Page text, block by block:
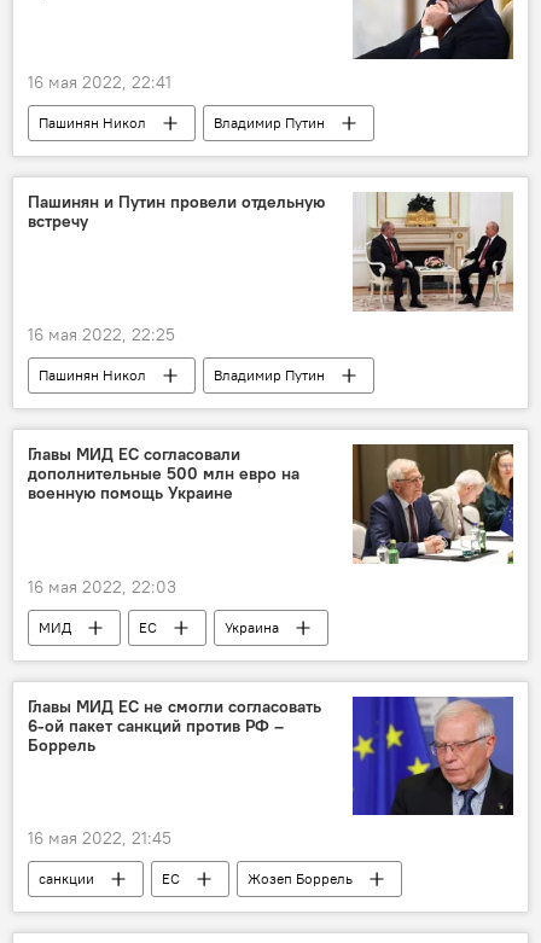
16 мая 2022, 22:41
Пашинян Никол
Владимир Путин
Новости Армения
встреча
Пашинян и Путин провели отдельную
встречу
16 мая 2022, 22:25
Пашинян Никол
Владимир Путин
Политика
Новости Армения
встреча
Главы МИД ЕС согласовали
дополнительные 500 млн евро на
военную помощь Украине
16 мая 2022, 22:03
МИД ЕС
Украина
помощь
В мире
Главы МИД ЕС не смогли согласовать
6-ой пакет санкций против РФ –
Боррель
16 мая 2022, 21:45
санкции ЕС
Жозеп Боррель
В мире